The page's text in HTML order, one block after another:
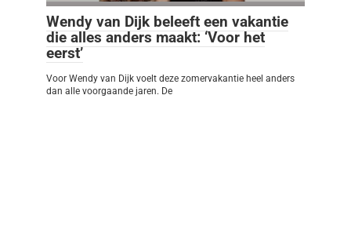
Wendy van Dijk beleeft een vakantie
die alles anders maakt: ‘Voor het
eerst’
Voor Wendy van Dijk voelt deze zomervakantie heel anders
dan alle voorgaande jaren. De